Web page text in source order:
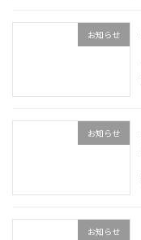
お知らせ
お知らせ
お知らせ